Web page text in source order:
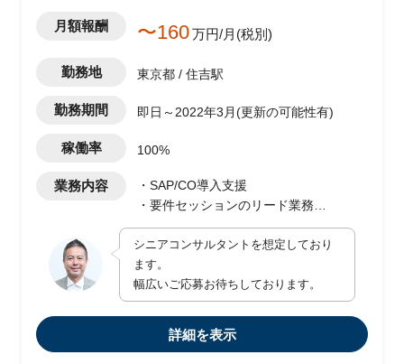
月額報酬 〜160万円/月(税別)
勤務地 東京都 / 住吉駅
勤務期間 即日～2022年3月(更新の可能性有)
稼働率 100%
業務内容
・SAP/CO導入支援
・要件セッションのリード業務
・決まった要件のカスタマイズ
・インターフェス周りの要件定義対応
・ベンダーコントロール
シニアコンサルタントを想定しており
ます。
幅広いご応募お待ちしております。
詳細を表示